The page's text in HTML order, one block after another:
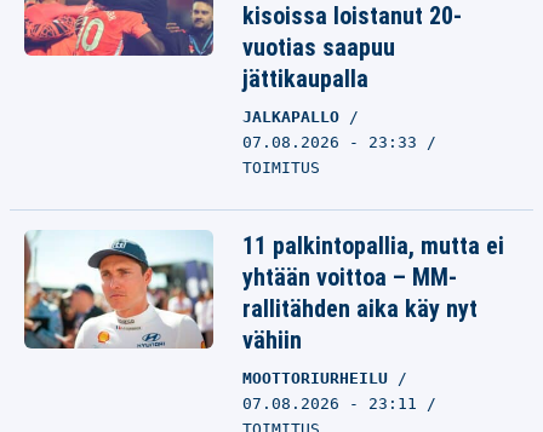
kisoissa loistanut 20-
vuotias saapuu
jättikaupalla
JALKAPALLO
07.08.2026 - 23:33
TOIMITUS
11 palkintopallia, mutta ei
yhtään voittoa – MM-
rallitähden aika käy nyt
vähiin
MOOTTORIURHEILU
07.08.2026 - 23:11